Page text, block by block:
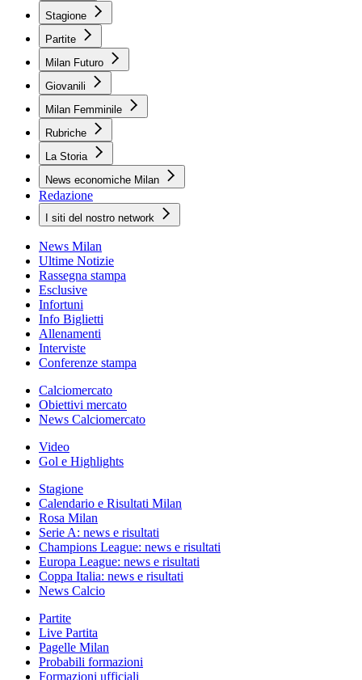
Stagione
Partite
Milan Futuro
Giovanili
Milan Femminile
Rubriche
La Storia
News economiche Milan
Redazione
I siti del nostro network
News Milan
Ultime Notizie
Rassegna stampa
Esclusive
Infortuni
Info Biglietti
Allenamenti
Interviste
Conferenze stampa
Calciomercato
Obiettivi mercato
News Calciomercato
Video
Gol e Highlights
Stagione
Calendario e Risultati Milan
Rosa Milan
Serie A: news e risultati
Champions League: news e risultati
Europa League: news e risultati
Coppa Italia: news e risultati
News Calcio
Partite
Live Partita
Pagelle Milan
Probabili formazioni
Formazioni ufficiali